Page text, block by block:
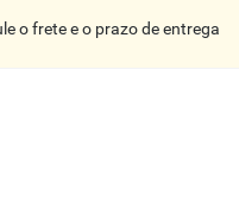
o frete e o prazo de entrega